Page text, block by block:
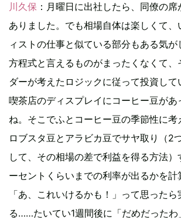
川久保 ：月曜日に出社したら、同僚の席
ありました。でも相場自体は楽しくて、
ィストの仕事と似ている部分もある気
方程式と言えるものがまったくなくて、
ダーが考えたロジックに従って投資して
喫茶店のディスプレイにコーヒー豆があ
ね。そこでふとコーヒー豆の季節性に考
ロブスタ豆とアラビカ豆でサヤ取り（2
して、その相場の差で利益を得る方法
ーセントくらいまでの利率が出るかを
「あ、これいけるかも！」って思った
る……たいてい1週間後に「だめだったわ